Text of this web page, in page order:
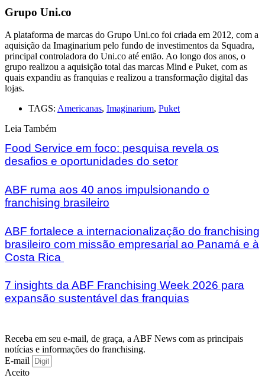
Grupo Uni.co
A plataforma de marcas do Grupo Uni.co foi criada em 2012, com a
aquisição da Imaginarium pelo fundo de investimentos da Squadra,
principal controladora do Uni.co até então. Ao longo dos anos, o
grupo realizou a aquisição total das marcas Mind e Puket, com as
quais expandiu as franquias e realizou a transformação digital das
lojas.
TAGS: Americanas, Imaginarium, Puket
Leia Também
Food Service em foco: pesquisa revela os
desafios e oportunidades do setor
ABF ruma aos 40 anos impulsionando o
franchising brasileiro
ABF fortalece a internacionalização do franchising
brasileiro com missão empresarial ao Panamá e à
Costa Rica
7 insights da ABF Franchising Week 2026 para
expansão sustentável das franquias
Receba em seu e-mail, de graça, a ABF News com as principais
notícias e informações do franchising.
E-mail
Aceito